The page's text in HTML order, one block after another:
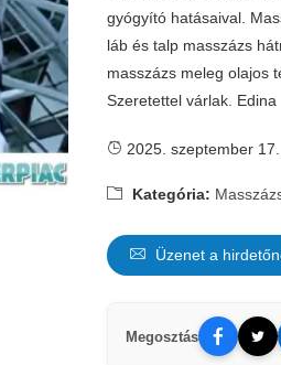
gyógyító hatásaival.
láb és talp masszázs
masszázs meleg olajos
Szeretettel várlak. Edina
2025. szeptember 17.
Kategória:
Üzenet a
Megosztás